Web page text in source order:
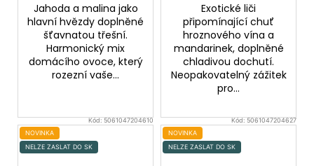
Jahoda a malina jako
hlavní hvězdy doplněné
šťavnatou třešní.
Harmonický mix
domácího ovoce, který
rozezní vaše...
Exotické liči
připomínající chuť
hroznového vína a
mandarinek, doplněné
chladivou dochutí.
Neopakovatelný zážitek
pro...
Kód:5061047204610
NOVINKA
NELZE ZASLAT DO SK
Kód:5061047204627
NOVINKA
NELZE ZASLAT DO SK
DEKANG
DESERT
18MG
195
Kč